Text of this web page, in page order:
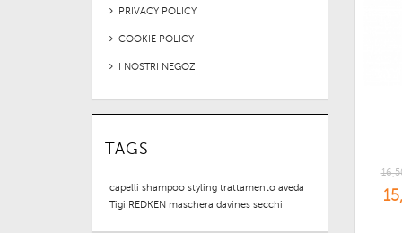
PRIVACY POLICY
COOKIE POLICY
I NOSTRI NEGOZI
TAGS
capelli shampoo styling trattamento aveda
Tigi REDKEN maschera davines secchi